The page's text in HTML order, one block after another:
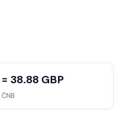
38.88 GBP
ČNB